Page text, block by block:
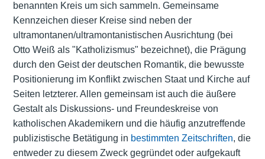
benannten Kreis um sich sammeln. Gemeinsame
Kennzeichen dieser Kreise sind neben der
ultramontanen/ultramontanistischen Ausrichtung (bei
Otto Weiß als "Katholizismus" bezeichnet), die Prägung
durch den Geist der deutschen Romantik, die bewusste
Positionierung im Konflikt zwischen Staat und Kirche auf
Seiten letzterer. Allen gemeinsam ist auch die äußere
Gestalt als Diskussions- und Freundeskreise von
katholischen Akademikern und die häufig anzutreffende
publizistische Betätigung in bestimmten Zeitschriften, die
entweder zu diesem Zweck gegründet oder aufgekauft